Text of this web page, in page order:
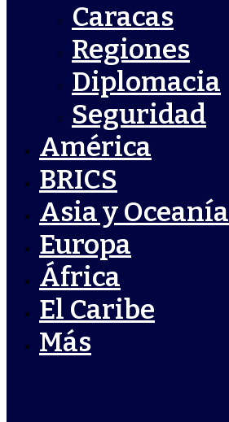
Caracas
Regiones
Diplomacia
Seguridad
América
BRICS
Asia y Oceanía
Europa
África
El Caribe
Más